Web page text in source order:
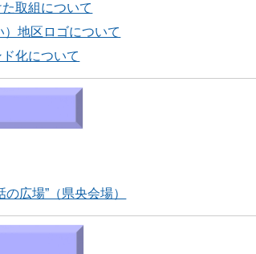
取組について
地区ロゴについて
化について
広場”（県央会場）